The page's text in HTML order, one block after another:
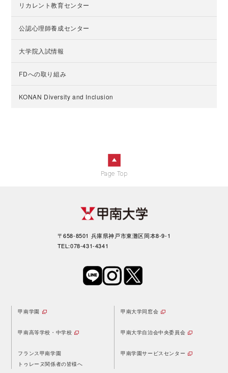
リカレント教育センター
公認心理師養成センター
大学院入試情報
FDへの取り組み
KONAN Diversity and Inclusion
Page Top
〒658-8501 兵庫県神戸市東灘区岡本8-9-1
TEL:078-431-4341
甲南学園
甲南高等学校・中学校
フランス甲南学園
トゥレーヌ関係者の皆様へ
甲南大学同窓会
甲南大学自治会中央委員会
甲南学園サービスセンター